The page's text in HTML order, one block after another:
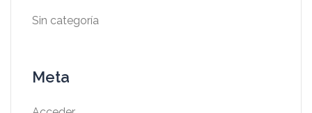
Sin categoría
Meta